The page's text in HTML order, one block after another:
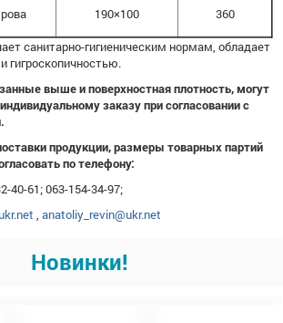
190×100
360
санитарно-гигиеническим нормам, обладает
гигроскопичностью.
выше и поверхностная плотность, могут
заказу при согласовании с
продукции, размеры товарных партий
по телефону:
40-61; 063-154-34-97;
, anatoliy_revin@ukr.net
Новинки!